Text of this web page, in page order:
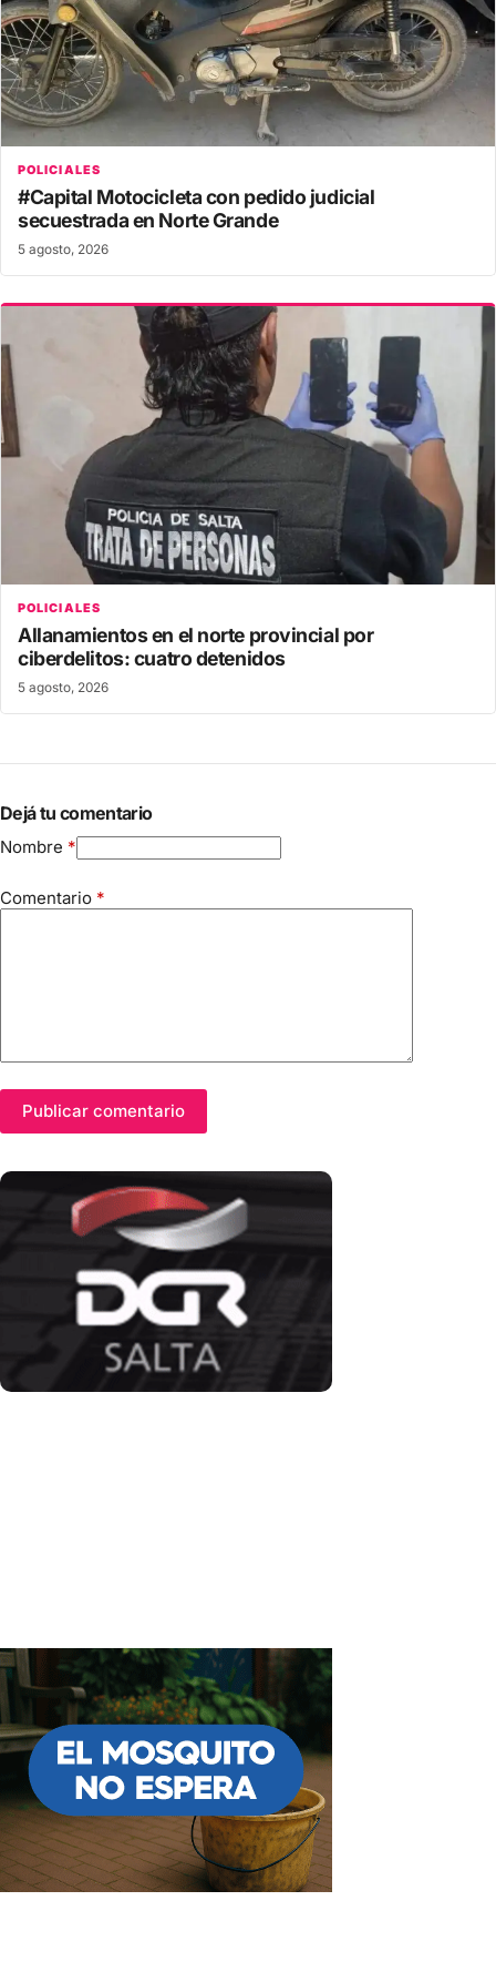
POLICIALES
#Capital Motocicleta con pedido judicial
secuestrada en Norte Grande
5 agosto, 2026
POLICIALES
Allanamientos en el norte provincial por
ciberdelitos: cuatro detenidos
5 agosto, 2026
Dejá tu comentario
Nombre *
Comentario *
Publicar comentario